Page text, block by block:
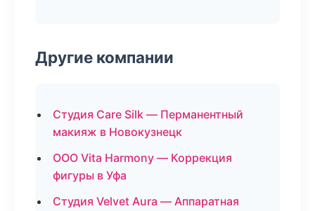
Другие компании
Студия Care Silk — Перманентный
макияж в Новокузнецк
ООО Vita Harmony — Коррекция
фигуры в Уфа
Студия Velvet Aura — Аппаратная